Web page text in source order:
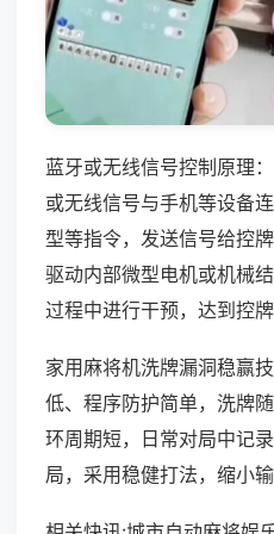
蓝牙或无线信号控制原理
或无线信号与手机等设备
型等指令，发送信号给控
驱动内部微型电机或机械
过程中进行干预，达到控牌
家用麻将机洗牌漏洞稳赢
低、程序防护简单，洗牌
环周期短，日常对局中记
局，采用稳健打法，缩小输